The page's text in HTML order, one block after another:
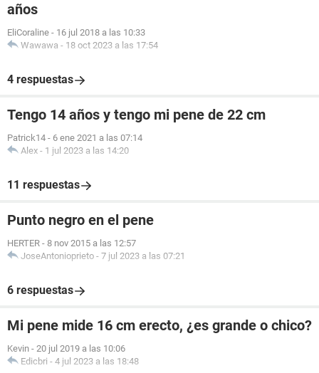
años
EliCoraline - 16 jul 2018 a las 10:33
Wawawa - 18 oct 2023 a las 17:54
4 respuestas
Tengo 14 años y tengo mi pene de 22 cm
Patrick14 - 6 ene 2021 a las 07:14
Alex - 1 jul 2023 a las 14:20
11 respuestas
Punto negro en el pene
HERTER - 8 nov 2015 a las 12:57
JoseAntonioprieto - 7 jul 2023 a las 07:21
6 respuestas
Mi pene mide 16 cm erecto, ¿es grande o chico?
Kevin - 20 jul 2019 a las 10:06
Edicbri - 4 jul 2023 a las 18:48